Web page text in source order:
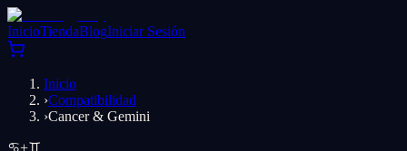
InicioTiendaBlogIniciar Sesión
Inicio
›Compatibilidad
›Cancer & Gemini
♋+♊